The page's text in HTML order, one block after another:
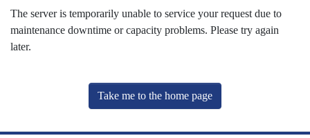
The server is temporarily unable to service your request due to
maintenance downtime or capacity problems. Please try again
later.
Take me to the home page